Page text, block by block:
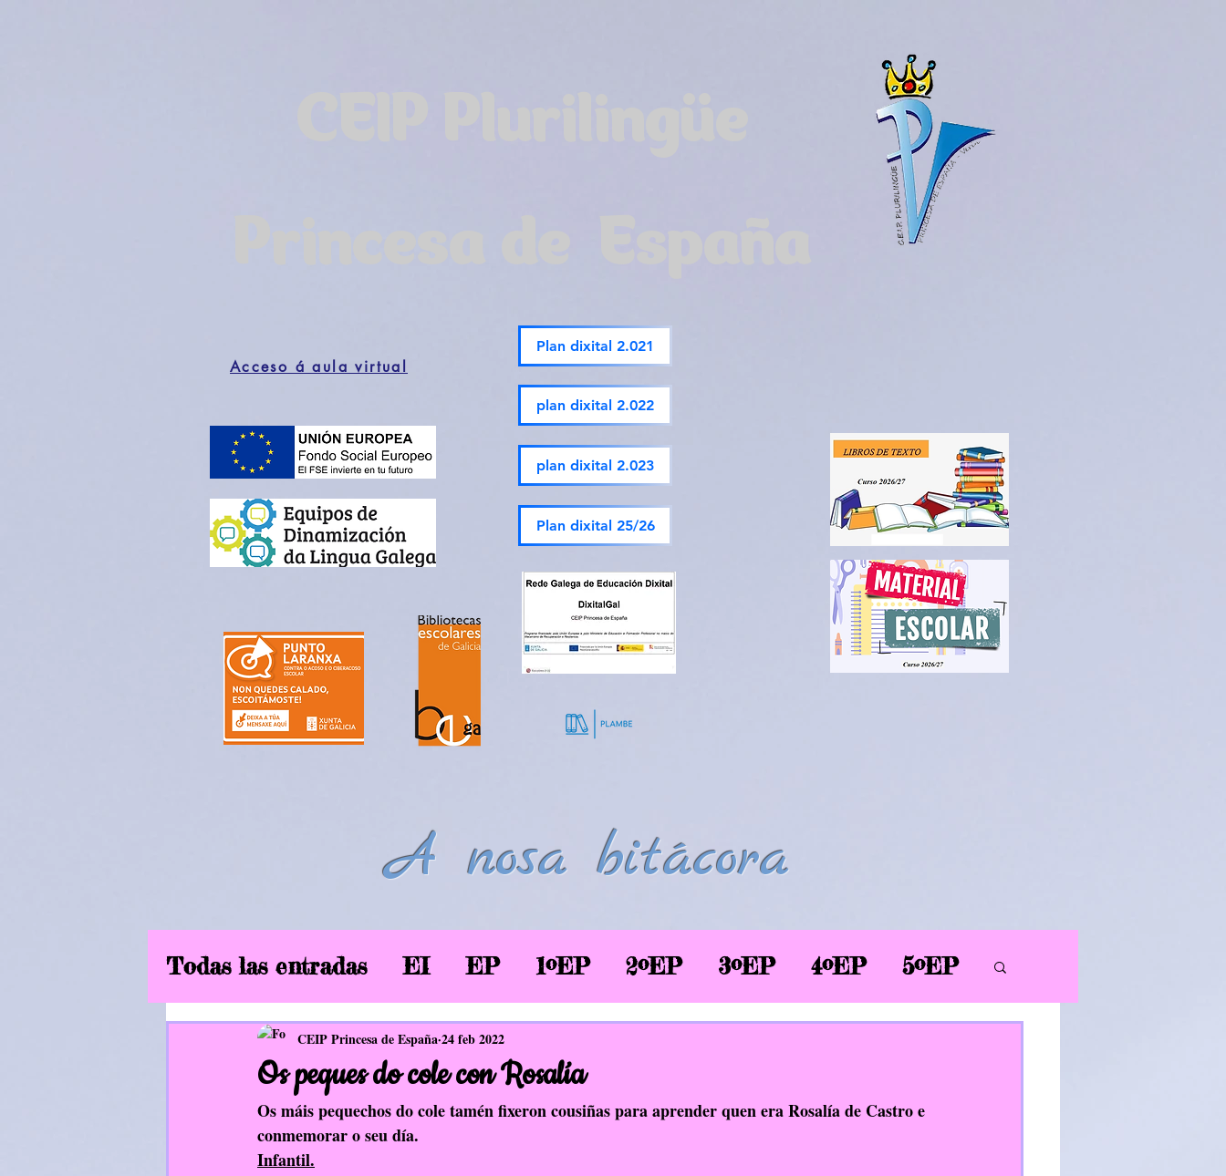
Acceso á aula virtual
Plan dixital 2.021
plan dixital 2.022
plan dixital 2.023
Plan dixital 25/26
A nosa bitácora
Todas las entradas EI EP 1ºEP 2ºEP 3ºEP 4ºEP 5ºEP
6ºEP Curso2019/2020 Corentena COVID-19
Música EF Inglés Biblioteca TIC EAEC PDC
Os peques do cole con Rosalía
CEIP Princesa de España24 feb 2022
Os máis pequechos do cole tamén fixeron cousiñas para aprender quen era Rosalía de Castro e
conmemorar o seu día.
Infantil.